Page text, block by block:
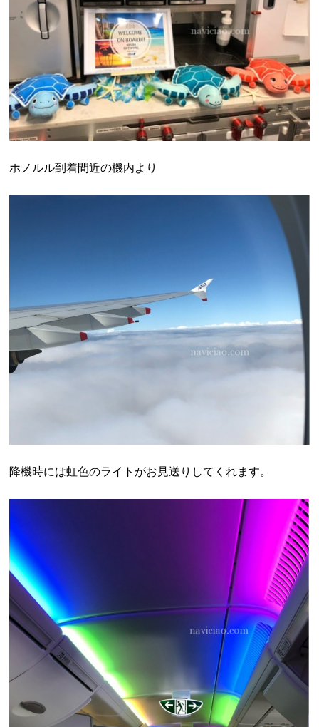
ホノルル到着間近の機内より
降機時には虹色のライトがお見送りしてくれます。